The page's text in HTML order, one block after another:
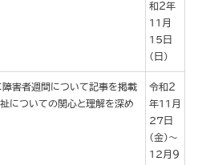
和２年
11月
15日
（日）
害者週間について記事を掲載
祉についての関心と理解を深め
令和２
年11月
27日
（金）～
12月９